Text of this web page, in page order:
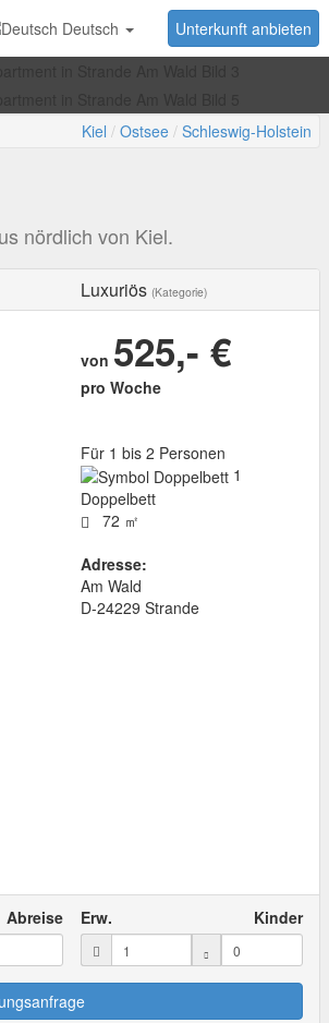
Unterkunft anbieten
Deutsch
Kiel Ostsee Schleswig-Holstein
nördlich von Kiel.
Luxuriös (Kategorie)
von 525,- €
pro Woche
Für 1 bis 2 Personen
1
Doppelbett
72 ㎡
Adresse:
Am Wald
D-24229 Strande
Abreise Erw. Kinder